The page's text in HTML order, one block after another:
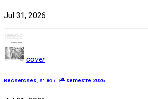
Jul 31, 2026
cover
Recherches, n° 84 / 1er semestre 2026